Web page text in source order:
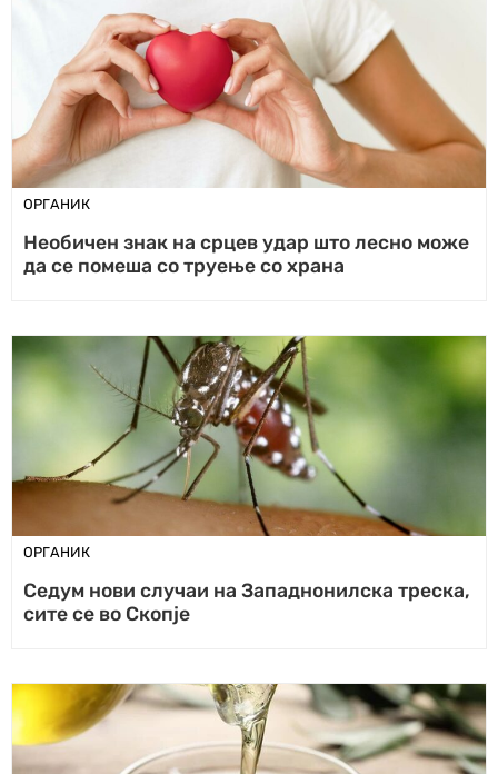
ОРГАНИК
Необичен знак на срцев удар што лесно може
да се помеша со труење со храна
ОРГАНИК
Седум нови случаи на Западнонилска треска,
сите се во Скопје